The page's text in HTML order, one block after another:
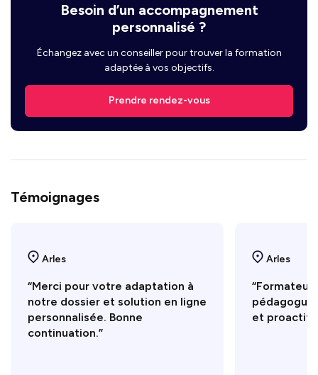
Besoin d’un accompagnement
personnalisé ?
Échangez avec un conseiller pour trouver la formation
adaptée à vos objectifs.
Prendre rendez-vous
Témoignages
Arles
“Merci pour votre adaptation à
notre dossier et solution en ligne
personnalisée. Bonne
continuation.”
Arles
et proactif.